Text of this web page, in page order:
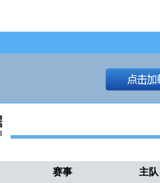
克逊撞了一下！
赛事 主队